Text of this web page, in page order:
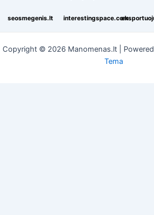
seosmegenis.lt interestingspace.com
Copyright © 2026 Manomenas.lt |
Tema